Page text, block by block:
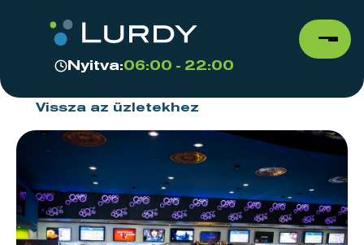
Nyitva:06:00 - 22:00
Vissza az üzletekhez